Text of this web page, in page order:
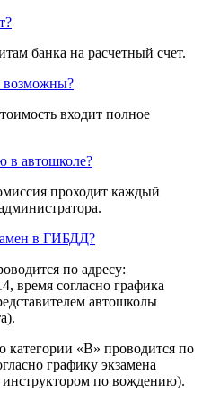
банка на расчетный счет.
возможны?
входит полное
в автошколе?
проходит каждый
в ГИБДД?
по адресу:
время согласно графика
автошколы
«B» проводится по
графику экзамена
по вождению).